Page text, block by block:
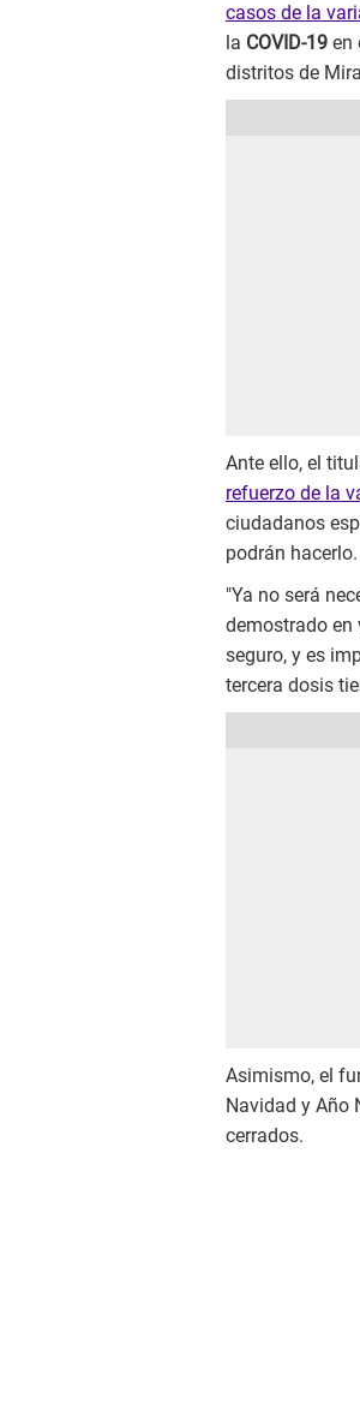
casos de la
la COVID-19 en
distritos de
Ante ello, el
refuerzo de la
ciudadanos
podrán hacerlo.
"Ya no será
demostrado en
seguro, y es
tercera dosis
Asimismo, el
Navidad y Año
cerrados.